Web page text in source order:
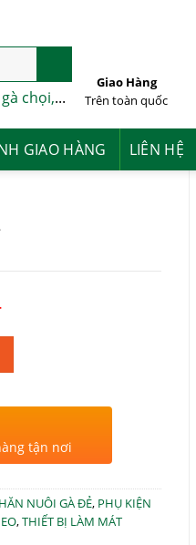
chọi,...
Giao Hàng
Trên toàn quốc
GIAO HÀNG LIÊN HỆ
tận nơi
NUÔI GÀ ĐẺ, PHỤ KIỆN
,THIẾT BỊ LÀM MÁT